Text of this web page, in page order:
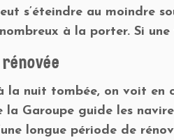
s’éteindre au moindre
à la porter. Si
la nuit tombée, on voit en
la Garoupe guide les
longue période de